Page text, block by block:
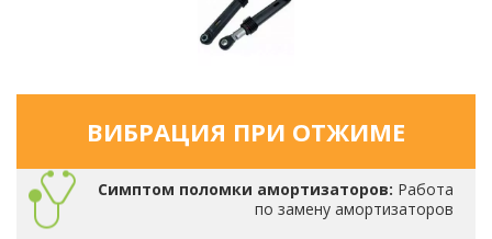
ВИБРАЦИЯ ПРИ ОТЖИМЕ
Симптом поломки амортизаторов: Работа
по замену амортизаторов